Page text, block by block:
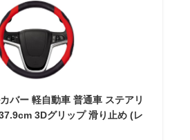
バー 軽自動車 普通車 ステアリ
3Dグリップ 滑り止め (レ